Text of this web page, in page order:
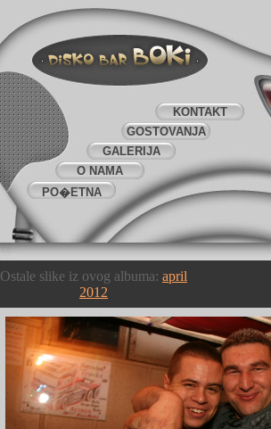
PO�ETNA
O NAMA
GALERIJA
GOSTOVANJA
KONTAKT
Ostale slike iz ovog albuma: april
2012